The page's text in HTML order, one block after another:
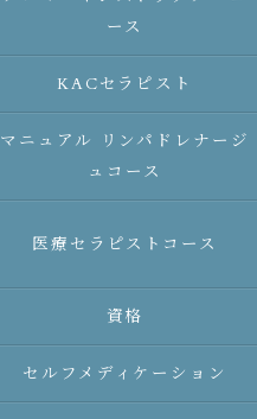
ース
KACセラピスト
マニュアル リンパドレナージ
ュコース
医療セラピストコース
資格
セルフメディケーション